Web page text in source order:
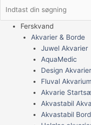
Ferskvand
Akvarier & Borde
Juwel Akvarier
AquaMedic
Design Akvarier
Fluval Akvarium
Akvarie
Akvastabil
Akvastabil